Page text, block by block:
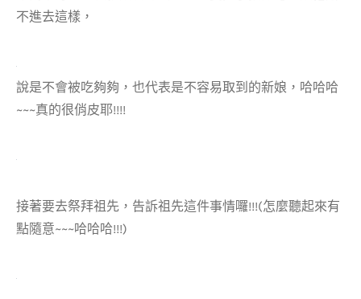
不進去這樣，
說是不會被吃夠夠，也代表是不容易取到的新娘，哈哈哈
~~~真的很俏皮耶!!!!
接著要去祭拜祖先，告訴祖先這件事情囉!!!(怎麼聽起來有
點隨意~~~哈哈哈!!!)